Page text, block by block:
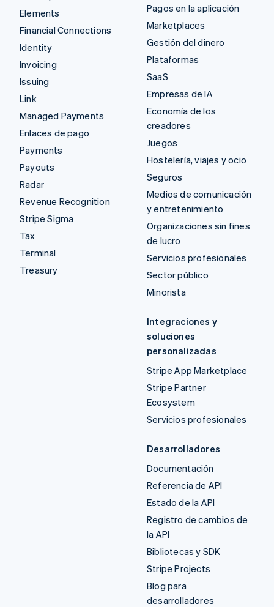
Elements
Financial Connections
Identity
Invoicing
Issuing
Link
Managed Payments
Enlaces de pago
Payments
Payouts
Radar
Revenue Recognition
Stripe Sigma
Tax
Terminal
Treasury
Pagos en la aplicación
Marketplaces
Gestión del dinero
Plataformas
SaaS
Empresas de IA
Economía de los
creadores
Juegos
Hostelería, viajes y ocio
Seguros
Medios de comunicación
y entretenimiento
Organizaciones sin fines
de lucro
Servicios profesionales
Sector público
Minorista
Integraciones y
soluciones
personalizadas
Stripe App Marketplace
Stripe Partner
Ecosystem
Servicios profesionales
Desarrolladores
Documentación
Referencia de API
Estado de la API
Registro de cambios de
la API
Bibliotecas y SDK
Stripe Projects
Blog para
desarrolladores